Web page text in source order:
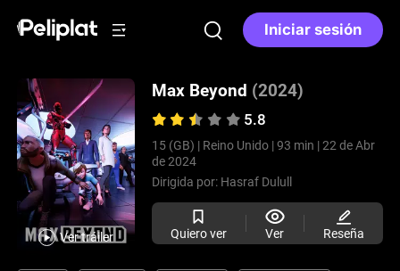
Iniciar sesión
Ver tráiler
Max Beyond (2024)
5.8
15 (GB) | Reino Unido | 93 min | 22 de Abr
de 2024
Dirigida por: Hasraf Dulull
Quiero ver Ver Reseña